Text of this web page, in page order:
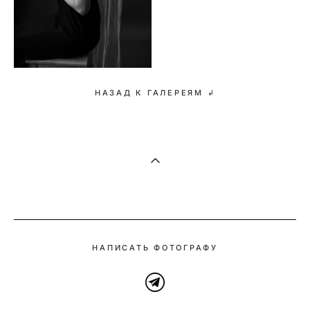
НАЗАД К ГАЛЕРЕЯМ ↲
НАПИСАТЬ ФОТОГРАФУ